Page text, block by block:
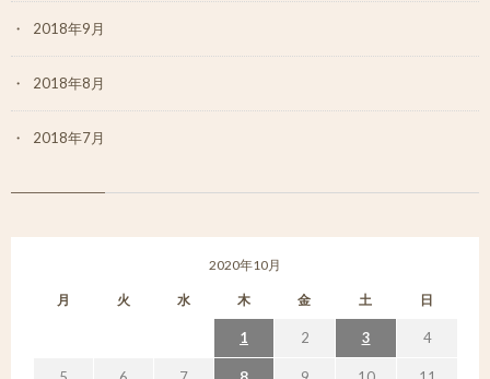
2018年9月
2018年8月
2018年7月
2020年10月
月 火 水 木 金 土 日
1 2 3 4